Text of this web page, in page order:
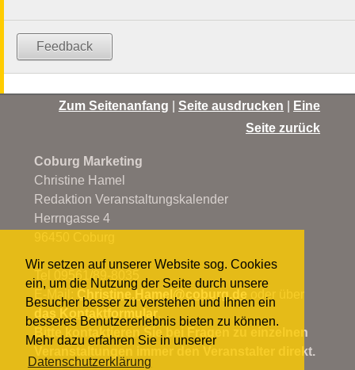
Wir setzen auf unserer Website sog. Cookies
ein, um die Nutzung der Seite durch unsere
Besucher besser zu verstehen und Ihnen ein
besseres Benutzererlebnis bieten zu können.
Mehr dazu erfahren Sie in unserer
Datenschutzerklärung
Feedback
Zum Seitenanfang |Seite ausdrucken
Eine
Seite zurück
Coburg Marketing
Christine Hamel
Redaktion Veranstaltungskalender
Herrngasse 4
Tel 09561/89-8035
E-Mail: Christine.Hamel@coburg.de oder über
das Kontaktformular
Bitte kontaktieren Sie bei Fragen zu einzelnen
Veranstaltungen immer den Veranstalter direkt.